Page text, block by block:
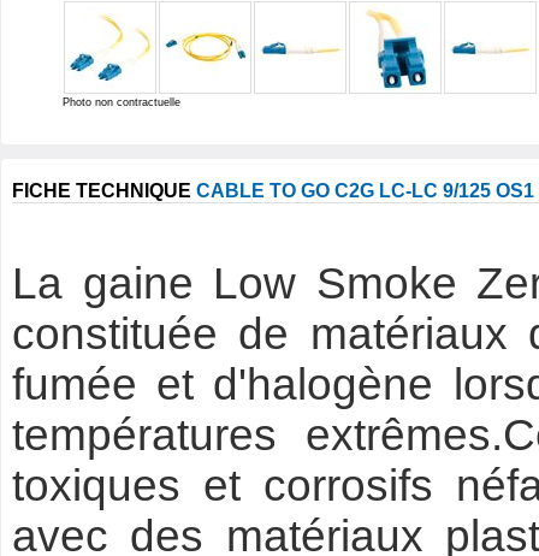
Photo non contractuelle
FICHE TECHNIQUE CABLE TO GO C2G LC-LC 9/125
La gaine Low Smoke
constituée de matériaux
fumée et d'halogène
températures
toxiques et corrosifs
avec des matériaux